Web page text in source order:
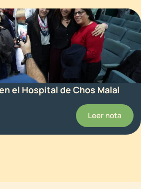
el Hospital de Chos Malal
Leer nota